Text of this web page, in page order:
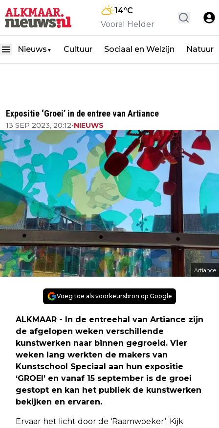
14°C
Vooral Helder
Nieuws ▼ Cultuur Sociaal en Welzijn Natuur
Expositie ‘Groei’ in de entree van Artiance
13 SEP 2023, 20:12•NIEUWS
Artiance
Voeg toe als voorkeursbron op Google
ALKMAAR - In de entreehal van Artiance zijn
de afgelopen weken verschillende
kunstwerken naar binnen gegroeid. Vier
weken lang werkten de makers van
Kunstschool Speciaal aan hun expositie
‘GROEI’ en vanaf 15 september is de groei
gestopt en kan het publiek de kunstwerken
bekijken en ervaren.
Ervaar het licht door de ‘Raamwoeker’. Kijk